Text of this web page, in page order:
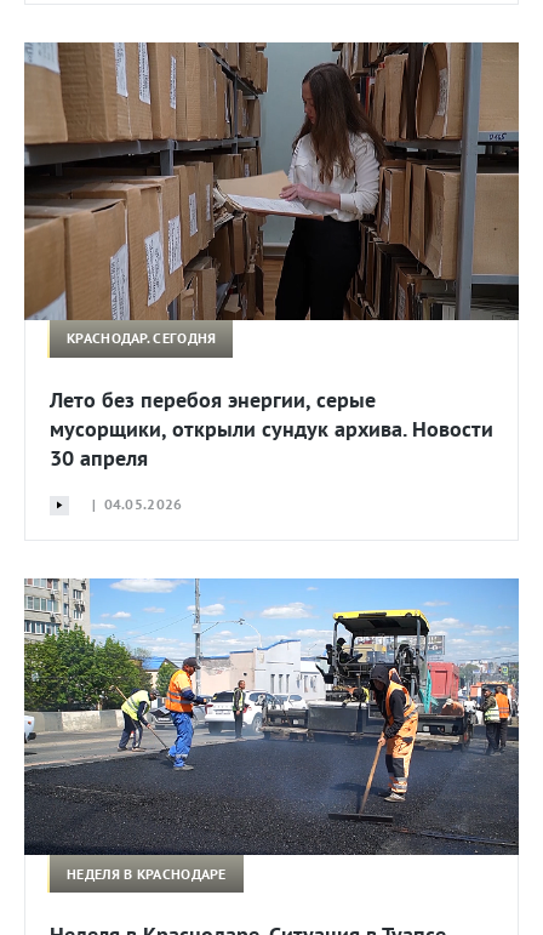
КРАСНОДАР. СЕГОДНЯ
Лето без перебоя энергии, серые
мусорщики, открыли сундук архива. Новости
30 апреля
| 04.05.2026
НЕДЕЛЯ В КРАСНОДАРЕ